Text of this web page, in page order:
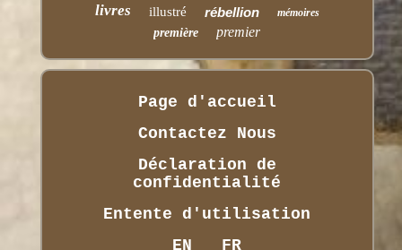
livres illustré rébellion mémoires
première premier
Page d'accueil
Contactez Nous
Déclaration de
confidentialité
Entente d'utilisation
EN
FR